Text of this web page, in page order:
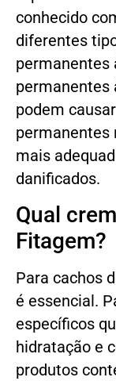
conhecido
diferentes
permanentes
permanentes
podem
permanentes
mais
danificados.
Qual
Fitagem?
Para cachos
é essencial.
específicos
hidratação e
produtos